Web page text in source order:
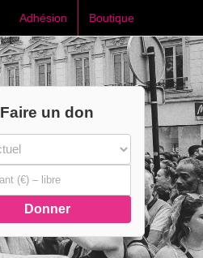
Adhésion Boutique
Faire un don
Donner